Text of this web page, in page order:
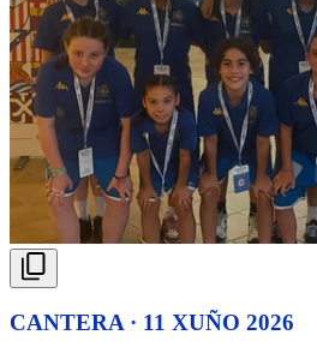
CANTERA · 11 XUÑO 2026